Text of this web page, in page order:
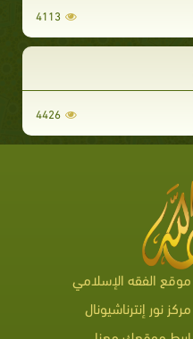
4113
4426
موقع الفقه الإسلامي
مركز نور إنترناشيونال